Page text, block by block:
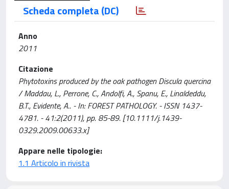
Scheda completa (DC)
Anno
2011
Citazione
Phytotoxins produced by the oak pathogen Discula quercina
/ Maddau, L., Perrone, C., Andolfi, A., Spanu, E., Linaldeddu,
B.T., Evidente, A.. - In: FOREST PATHOLOGY. - ISSN 1437-
4781. - 41:2(2011), pp. 85-89. [10.1111/j.1439-
0329.2009.00633.x]
Appare nelle tipologie:
1.1 Articolo in rivista